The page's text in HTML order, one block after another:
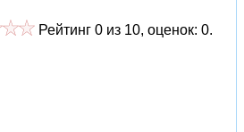
Рейтинг 0 из 10, оценок: 0.